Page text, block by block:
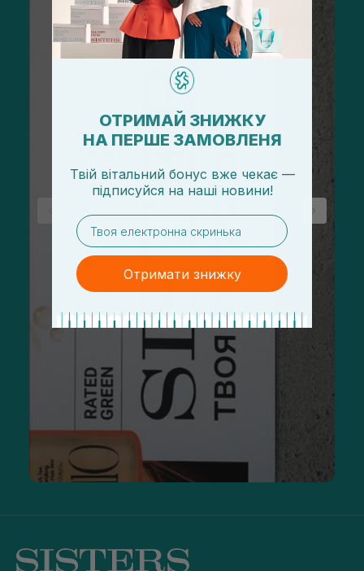
ОТРИМАЙ ЗНИЖКУ
НА ПЕРШЕ ЗАМОВЛЕНЯ
Твій вітальний бонус вже чекає —
підписуйся на наші новини!
email
Отримати знижку